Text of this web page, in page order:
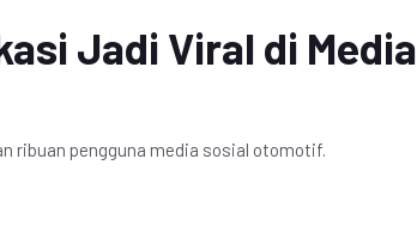
Jadi Viral di Media
ribuan pengguna media sosial otomotif.